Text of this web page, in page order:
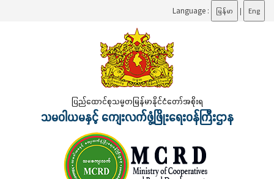
Language : မြန်မာ | Eng
ပြည်ထောင်စုသမ္မတမြန်မာနိုင်ငံတော်အစိုးရ
သမဝါယမနှင့် ကျေးလက်ဖွံ့ဖြိုးရေးဝန်ကြီးဌာန